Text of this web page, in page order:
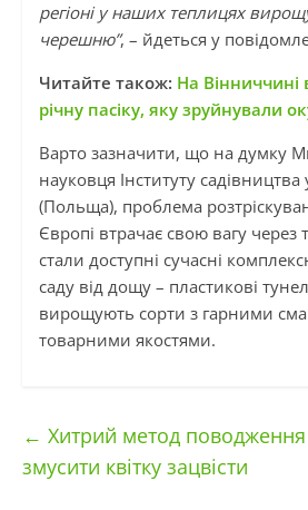
регіоні у наших теплицях
черешню”, – йдеться у
Читайте також: На Вінниччині
річну пасіку, яку зруйнували
Варто зазначити, що на думку
науковця Інституту садівництва
(Польща), проблема
Європі втрачає свою вагу через
стали доступні сучасні
саду від дощу – пластикові
вирощують сорти з гарними
товарними якостями.
← Хитрий метод
змусити квітку зацвісти